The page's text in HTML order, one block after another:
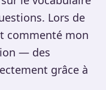
Lors de
commenté mon
— des
grâce à